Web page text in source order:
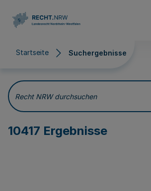
Startseite Suchergebnisse
Suchergebnisse
Recht NRW durchsuchen
10417 Ergebnisse